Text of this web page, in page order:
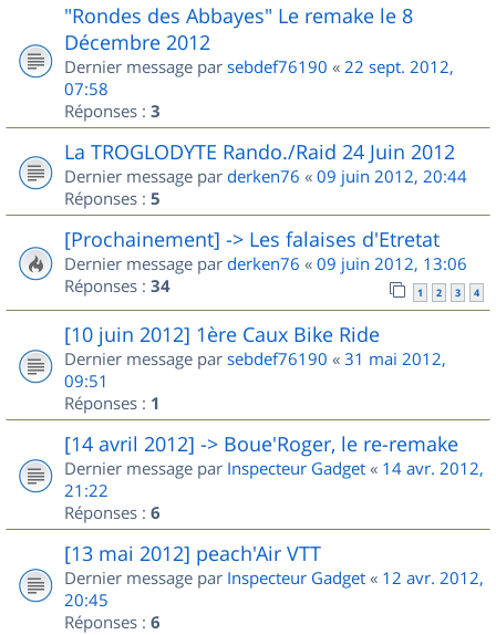
"Rondes des Abbayes" Le remake le 8
Décembre 2012
Dernier message par sebdef76190 « 22 sept. 2012,
07:58
Réponses : 3
La TROGLODYTE Rando./Raid 24 Juin 2012
Dernier message par derken76 « 09 juin 2012, 20:44
Réponses : 5
[Prochainement] -> Les falaises d'Etretat
Dernier message par derken76 « 09 juin 2012, 13:06
Réponses : 34 1 2 3 4
[10 juin 2012] 1ère Caux Bike Ride
Dernier message par sebdef76190 « 31 mai 2012,
09:51
Réponses : 1
[14 avril 2012] -> Boue'Roger, le re-remake
Dernier message par Inspecteur Gadget « 14 avr. 2012,
21:22
Réponses : 6
[13 mai 2012] peach'Air VTT
Dernier message par Inspecteur Gadget « 12 avr. 2012,
20:45
Réponses : 6